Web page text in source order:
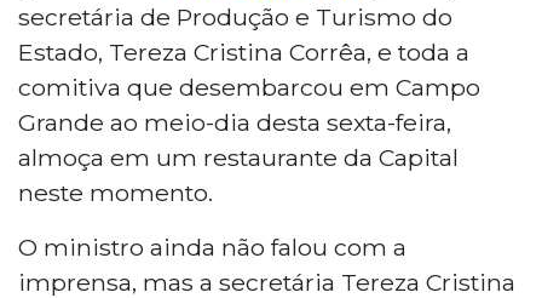
secretária de Produção e Turismo do
Estado, Tereza Cristina Corrêa, e toda a
comitiva que desembarcou em Campo
Grande ao meio-dia desta sexta-feira,
almoça em um restaurante da Capital
neste momento.
O ministro ainda não falou com a
imprensa, mas a secretária Tereza Cristina